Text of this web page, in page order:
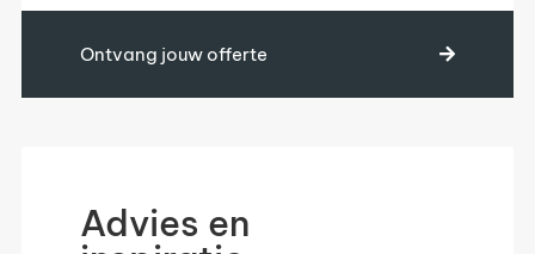
Ontvang jouw offerte
Advies en